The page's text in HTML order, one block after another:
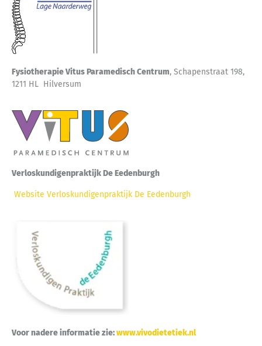
Fysiotherapie Vitus Paramedisch Centrum, Schapenstraat 198,
1211 HL Hilversum
Verloskundigenpraktijk De Eedenburgh
Website Verloskundigenpraktijk De Eedenburgh
Voor nadere informatie zie:www.vivodietetiek.nl